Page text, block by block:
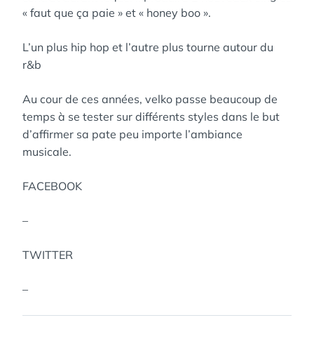
« faut que ça paie » et « honey boo ».
L’un plus hip hop et l’autre plus tourne autour du
r&b
Au cour de ces années, velko passe beaucoup de
temps à se tester sur différents styles dans le but
d’affirmer sa pate peu importe l’ambiance
musicale.
FACEBOOK
–
TWITTER
–